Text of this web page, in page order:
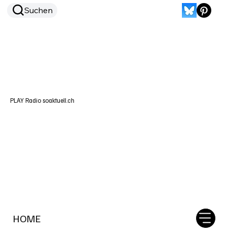
HOME
Suchen
PLAY Radio soaktuell.ch